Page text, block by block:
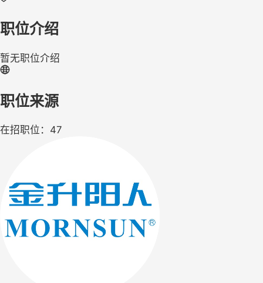
职位介绍
暂无职位介绍
职位来源
在招职位：47